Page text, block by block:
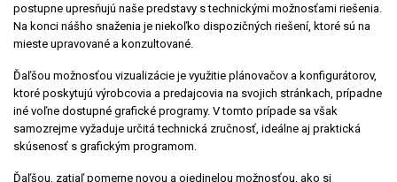
postupne upresňujú naše predstavy s technickými možnosťami riešenia.
Na konci nášho snaženia je niekoľko dispozičných riešení, ktoré sú na
mieste upravované a konzultované.
Ďaľšou možnosťou vizualizácie je využitie plánovačov a konfigurátorov,
ktoré poskytujú výrobcovia a predajcovia na svojich stránkach, prípadne
iné voľne dostupné grafické programy. V tomto prípade sa však
samozrejme vyžaduje určitá technická zručnosť, ideálne aj praktická
skúsenosť s grafickým programom.
Ďaľšou, zatiaľ pomerne novou a ojedinelou možnosťou, ako si